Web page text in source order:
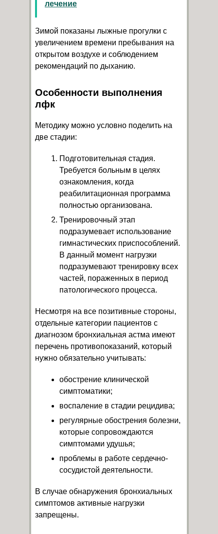
лечение
Зимой показаны лыжные прогулки с
увеличением времени пребывания на
открытом воздухе и соблюдением
рекомендаций по дыханию.
Особенности выполнения
лфк
Методику можно условно поделить на
две стадии:
Подготовительная стадия.
Требуется больным в целях
ознакомления, когда
реабилитационная программа
полностью организована.
Тренировочный этап
подразумевает использование
гимнастических приспособлений.
В данный момент нагрузки
подразумевают тренировку всех
частей, пораженных в период
патологического процесса.
Несмотря на все позитивные стороны,
отдельные категории пациентов с
диагнозом бронхиальная астма имеют
перечень противопоказаний, который
нужно обязательно учитывать:
обострение клинической
симптоматики;
воспаление в стадии рецидива;
регулярные обострения болезни,
которые сопровождаются
симптомами удушья;
проблемы в работе сердечно-
сосудистой деятельности.
В случае обнаружения бронхиальных
симптомов активные нагрузки
запрещены.